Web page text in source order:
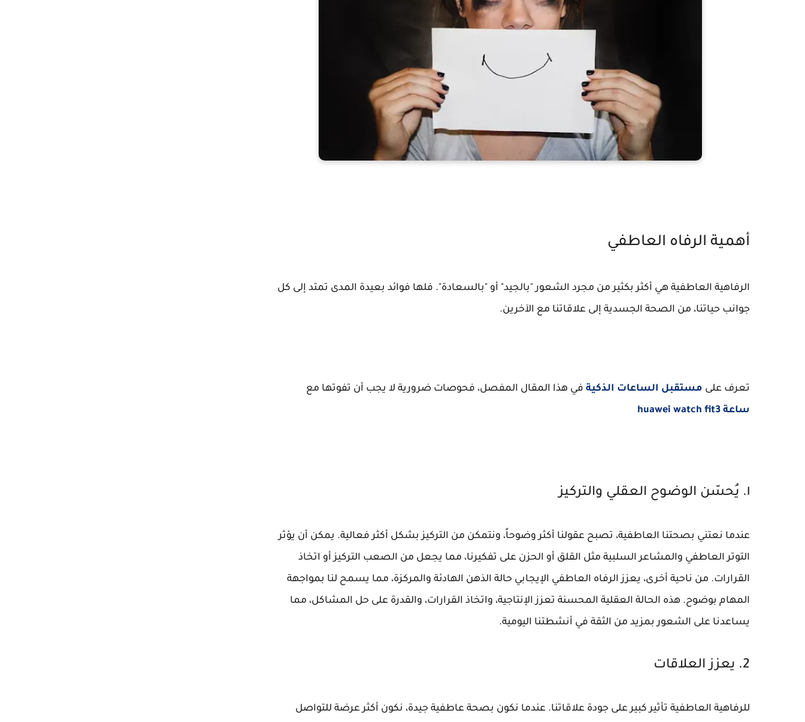
أهمية الرفاه العاطفي
الرفاهية العاطفية هي أكثر بكثير من مجرد الشعور "بالجيد" أو "بالسعادة". فلها فوائد بعيدة المدى تمتد إلى كل
جوانب حياتنا، من الصحة الجسدية إلى علاقاتنا مع الآخرين.
تعرف على مستقبل الساعات الذكية في هذا المقال المفصل، فحوصات ضرورية لا يجب أن تفوتها مع
ساعة huawei watch fit3
١. يُحسّن الوضوح العقلي والتركيز
عندما نعتني بصحتنا العاطفية، تصبح عقولنا أكثر وضوحاً، ونتمكن من التركيز بشكل أكثر فعالية. يمكن أن يؤثر
التوتر العاطفي والمشاعر السلبية مثل القلق أو الحزن على تفكيرنا، مما يجعل من الصعب التركيز أو اتخاذ
القرارات. من ناحية أخرى، يعزز الرفاه العاطفي الإيجابي حالة الذهن الهادئة والمركزة، مما يسمح لنا بمواجهة
المهام بوضوح. هذه الحالة العقلية المحسنة تعزز الإنتاجية، واتخاذ القرارات، والقدرة على حل المشاكل، مما
يساعدنا على الشعور بمزيد من الثقة في أنشطتنا اليومية.
2. يعزز العلاقات
للرفاهية العاطفية تأثير كبير على جودة علاقاتنا. عندما نكون بصحة عاطفية جيدة، نكون أكثر عرضة للتواصل